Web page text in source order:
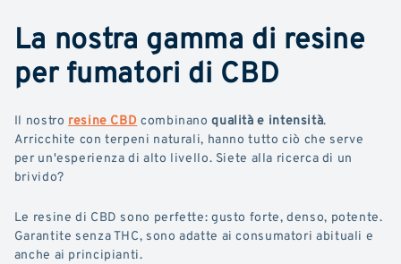
La nostra gamma di resine
per fumatori di CBD
Il nostro resine CBDcombinanoqualità e intensità.
Arricchite con terpeni naturali, hanno tutto ciò che serve
per un'esperienza di alto livello. Siete alla ricerca di un
brivido?
Le resine di CBD sono perfette: gusto forte, denso, potente.
Garantite senza THC, sono adatte ai consumatori abituali e
anche ai principianti.